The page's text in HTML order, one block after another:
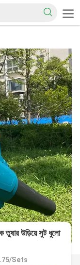
তুষার উড়িয়ে সুট ধুলো
Sets